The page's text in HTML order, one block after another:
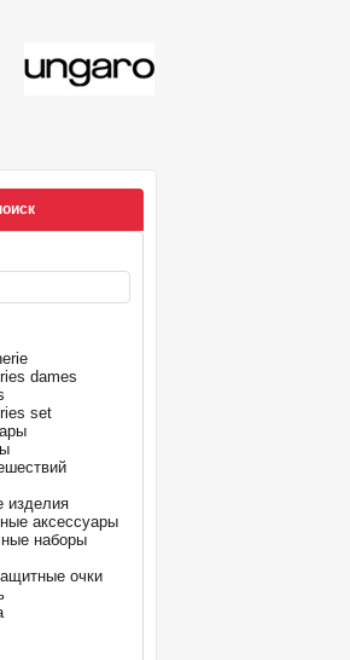
от
dames
set
изделия
аксессуары
наборы
очки